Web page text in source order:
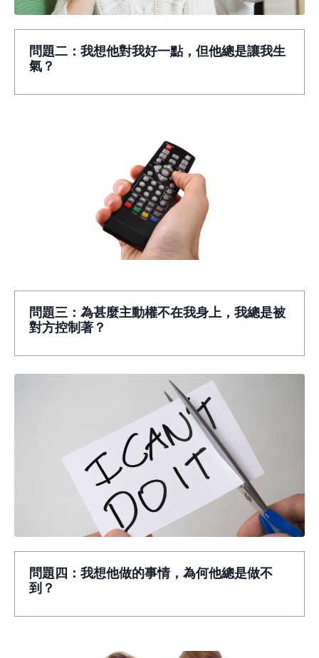
問題二：我想他對我好一點，但他總是讓我生
氣？
問題三：為甚麼主動權不在我身上，我總是被
對方控制著？
問題四：我想他做的事情，為何他總是做不
到？